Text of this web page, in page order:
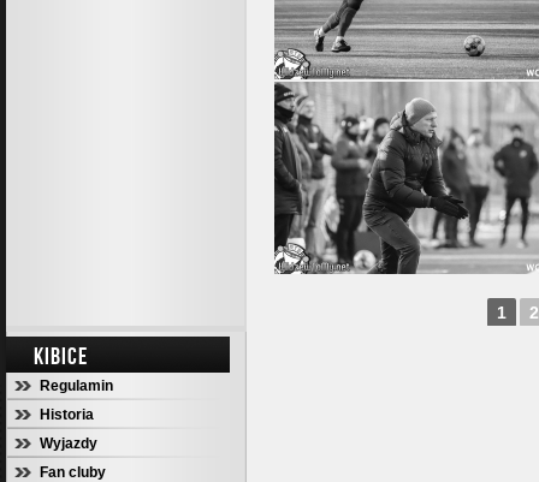
KIBICE
Regulamin
Historia
Wyjazdy
Fan cluby
1 2